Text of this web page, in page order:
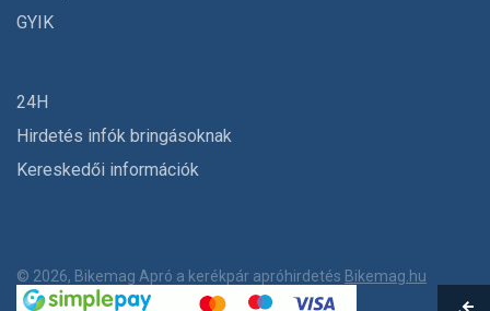
GYIK
24H
Hirdetés infók bringásoknak
Kereskedői információk
© 2026, Bikemag Apró a kerékpár apróhirdetés Bikemag.hu